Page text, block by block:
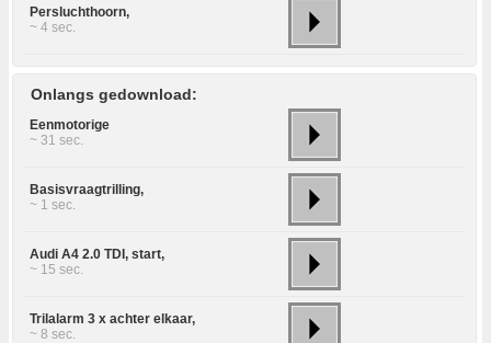
Persluchthoorn,
~ 4 sec.
Onlangs gedownload:
Eenmotorige
~ 31 sec.
Basisvraagtrilling,
~ 1 sec.
Audi A4 2.0 TDI, start,
~ 15 sec.
Trilalarm 3 x achter elkaar,
~ 8 sec.